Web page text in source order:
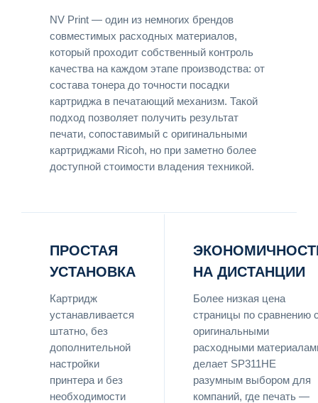
NV Print — один из немногих брендов
совместимых расходных материалов,
который проходит собственный контроль
качества на каждом этапе производства: от
состава тонера до точности посадки
картриджа в печатающий механизм. Такой
подход позволяет получить результат
печати, сопоставимый с оригинальными
картриджами Ricoh, но при заметно более
доступной стоимости владения техникой.
ПРОСТАЯ
УСТАНОВКА
Картридж
устанавливается
штатно, без
дополнительной
настройки
принтера и без
необходимости
НА ДИСТАНЦИИ
Более низкая цена
страницы по сравнению
оригинальными
расходными
делает SP311HE
разумным выбором для
компаний, где печать —